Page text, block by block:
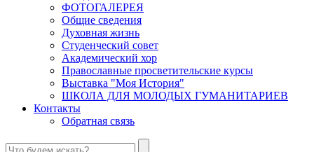
ФОТОГАЛЕРЕЯ
Общие сведения
Духовная жизнь
Студенческий совет
Академический хор
Православные просветительские курсы
Выставка "Моя История"
ШКОЛА ДЛЯ МОЛОДЫХ ГУМАНИТАРИЕВ
Контакты
Обратная связь